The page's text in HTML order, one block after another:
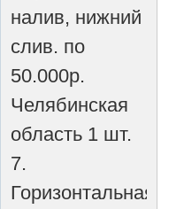
налив, нижний
слив. по
50.000р.
Челябинская
область 1 шт.
7.
Горизонтальная